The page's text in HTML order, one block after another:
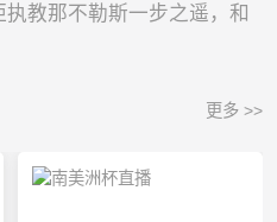
教那不勒斯一步之遥，和
更多 >>